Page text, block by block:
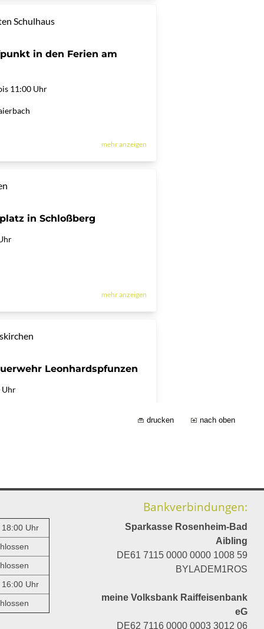
drucken nach oben
Uhr
Uhr
Bankverbindungen:
Sparkasse Rosenheim-Bad
Aibling
DE61 7115 0000 0000 1008 59
BYLADEM1ROS
meine Volksbank Raiffeisenbank
eG
DE62 7116 0000 0003 3012 06